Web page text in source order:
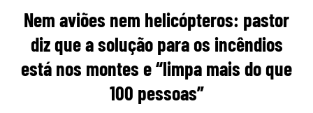
Nem aviões nem helicópteros: pastor
diz que a solução para os incêndios
está nos montes e “limpa mais do que
100 pessoas”